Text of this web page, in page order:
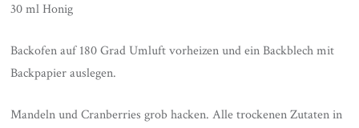
30 ml Honig
Backofen auf 180 Grad Umluft vorheizen und ein Backblech mit
Backpapier auslegen.
Mandeln und Cranberries grob hacken. Alle trockenen Zutaten in